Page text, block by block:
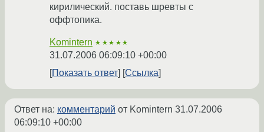
кирилический. поставь шревты с
оффтопика.
Komintern ★★★★★
31.07.2006 06:09:10 +00:00
Показать ответ
Ссылка
Ответ на: комментарий от Komintern 31.07.2006
06:09:10 +00:00